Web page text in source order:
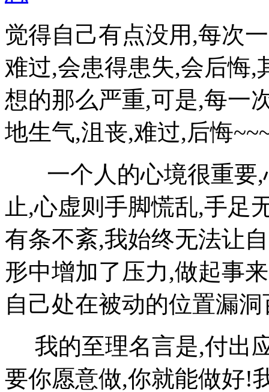
觉得自己有点没用,每次
难过,会患得患失,会后悔,
想的那么严重,可是,每一
地生气,沮丧,难过,后悔
一个人的心境很重要,
止,心虚则手脚慌乱,手足
有条不紊,我始终无法让
形中增加了压力,做起事
自己处在被动的位置漏洞
我的至理名言是,付出
要你愿意做,你就能做好!